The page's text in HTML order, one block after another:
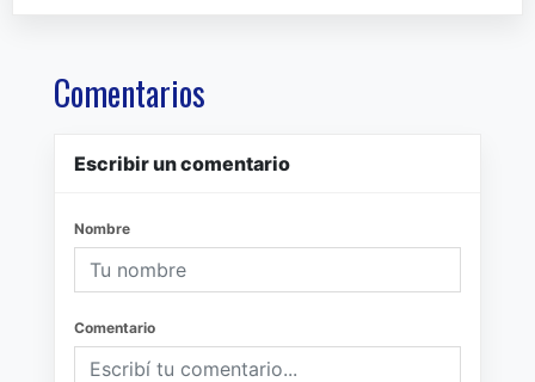
Comentarios
Escribir un comentario
Nombre
Comentario